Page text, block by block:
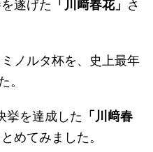
遂げた 「川﨑春花」 さ
ノルタ杯を、史上最年
。
挙を達成した 「川﨑春
めてみました。